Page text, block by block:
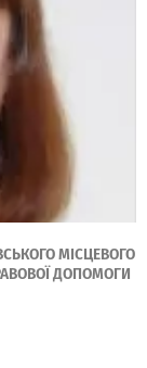
МІСЦЕВОГО
ДОПОМОГИ